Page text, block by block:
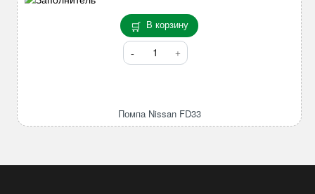
В корзину
Количество
товара
Помпа Nissan FD33